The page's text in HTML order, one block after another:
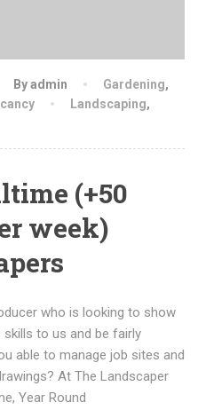
By admin Gardening,
Landscaping,
(+50
week)
who is looking to show
skills to us and be fairly
able to manage job sites and
At The Landscaper
Year Round